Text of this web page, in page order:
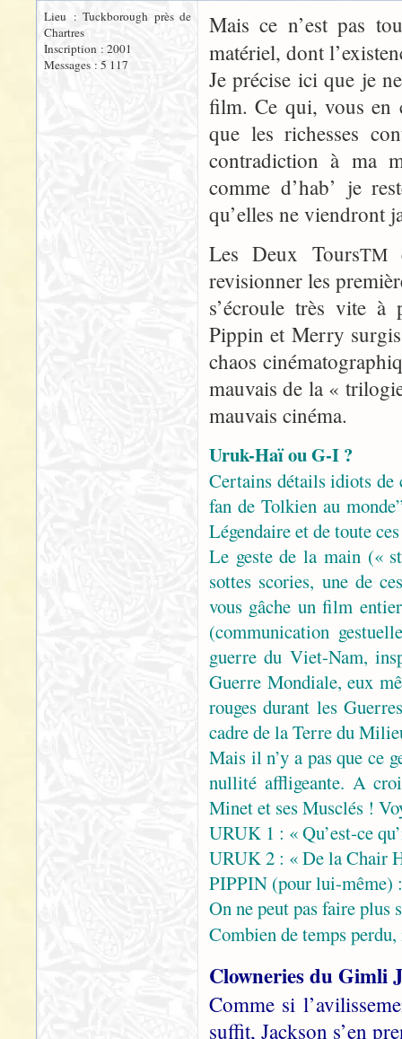
Lieu : Tuckborough près de
Chartres
Inscription : 2001
Messages : 5 117
Mais ce n’est pas
matériel, dont
Je précise ici que je
film. Ce qui, vous en
que les richesses
contradiction à ma
comme d’hab’ je
qu’elles ne viendront
Les Deux ToursTM
revisionner les
s’écroule très vite
Pippin et Merry
chaos
mauvais de la «
mauvais cinéma.
Uruk-Haï ou G-I ?
Certains détails idiots de
fan de Tolkien au
Légendaire et de toute
Le geste de la main («
sottes scories, une de
vous gâche un film
(communication
guerre du Viet-Nam,
Guerre Mondiale, eux
rouges durant les
cadre de la Terre du
Mais il n’y a pas que ce
nullité affligeante. A
Minet et ses Musclés !
URUK 1 : « Qu’est-ce
URUK 2 : « De la Chair
PIPPIN (pour lui-
On ne peut pas faire
Combien de temps
Clowneries du Gimli
Comme si
suffit, Jackson s’en